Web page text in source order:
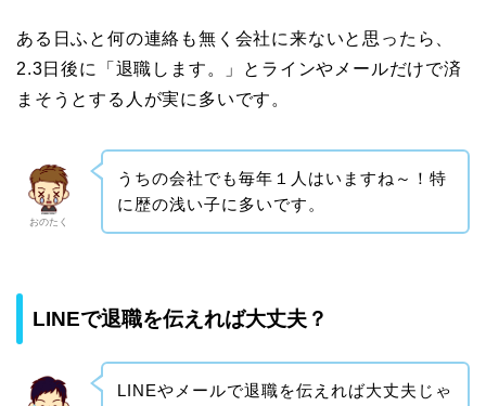
ある日ふと何の連絡も無く会社に来ないと思ったら、
2.3日後に「退職します。」とラインやメールだけで済
まそうとする人が実に多いです。
おのたく
うちの会社でも毎年１人はいますね～！特
に歴の浅い子に多いです。
LINEで退職を伝えれば大丈夫？
LINEやメールで退職を伝えれば大丈夫じゃ